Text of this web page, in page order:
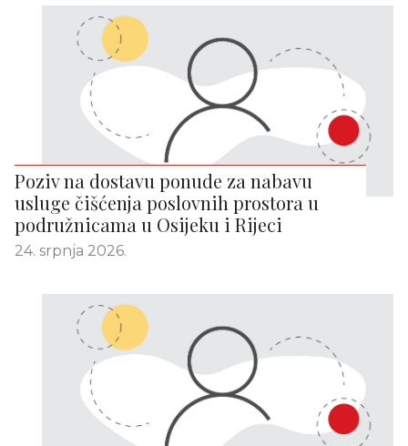
Poziv na dostavu ponude za nabavu
usluge čišćenja poslovnih prostora u
podružnicama u Osijeku i Rijeci
24. srpnja 2026.